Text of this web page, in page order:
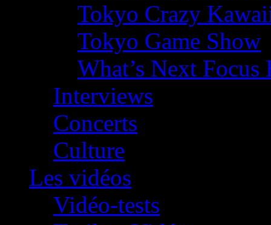
Tokyo Crazy
Tokyo Game Show
What’s Next
Interviews
Concerts
Culture
Les vidéos
Vidéo-tests